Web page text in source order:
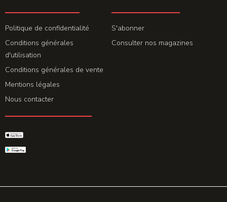
Politique de confidentialité
Conditions générales
d'utilisation
Conditions générales de vente
Mentions légales
Nous contacter
S'abonner
Consulter nos magazines